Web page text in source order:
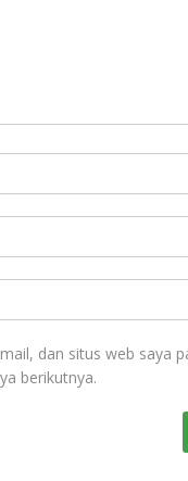
dan situs web saya
berikutnya.